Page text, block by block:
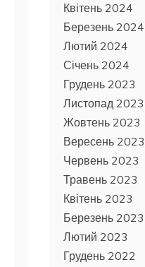
Квітень 2024
Березень 2024
Лютий 2024
Січень 2024
Грудень 2023
Листопад 2023
Жовтень 2023
Вересень 2023
Червень 2023
Травень 2023
Квітень 2023
Березень 2023
Лютий 2023
Грудень 2022